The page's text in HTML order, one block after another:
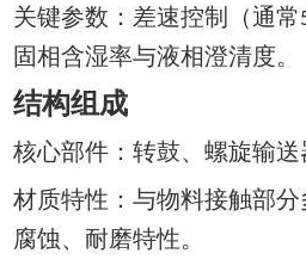
关键参数：差速控制（通常
固相含湿率与液相澄清度。
结构组成
核心部件：转鼓、螺旋输
材质特性：与物料接触部分
腐蚀、耐磨特性。